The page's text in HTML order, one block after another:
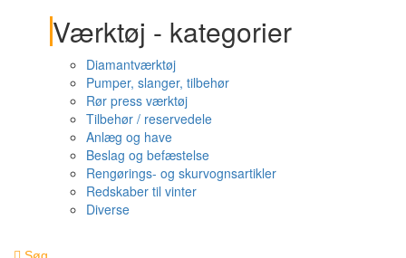
Værktøj - kategorier
Diamantværktøj
Pumper, slanger, tilbehør
Rør press værktøj
Tilbehør / reservedele
Anlæg og have
Beslag og befæstelse
Rengørings- og skurvognsartikler
Redskaber til vinter
Diverse